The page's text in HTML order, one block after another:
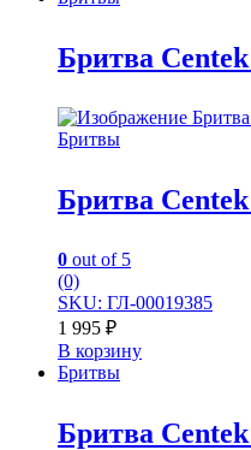
Бритва
Бритвы
Бритва
0 out of 5
(0)
SKU: ГЛ-00019385
1 995 ₽
В корзину
Бритвы
Бритва